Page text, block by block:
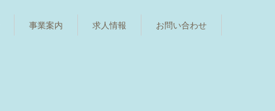
事業案内 求人情報 お問い合わせ